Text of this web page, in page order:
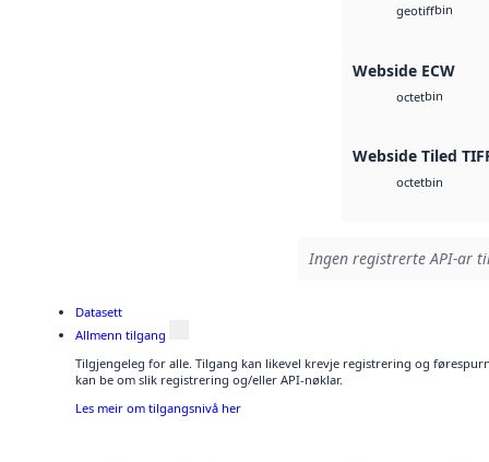
geotiffbin
Webside ECW
octetbin
Webside Tiled
octetbin
Ingen registrerte API-ar
Datasett
Allmenn tilgang
Tilgjengeleg for alle. Tilgang kan likevel krevje registrering og
kan be om slik registrering og/eller API-nøklar.
Les meir om tilgangsnivå her